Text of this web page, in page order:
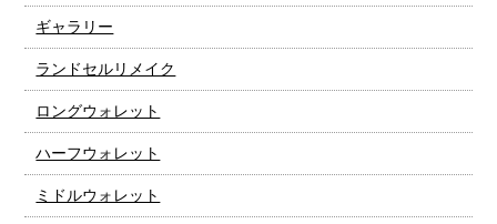
ギャラリー
ランドセルリメイク
ロングウォレット
ハーフウォレット
ミドルウォレット